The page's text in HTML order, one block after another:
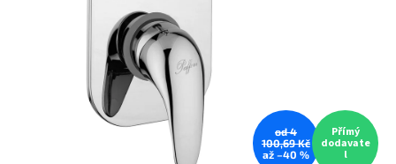
od 4
100,69 Kč
až –40 %
Přímý
dodavate
l